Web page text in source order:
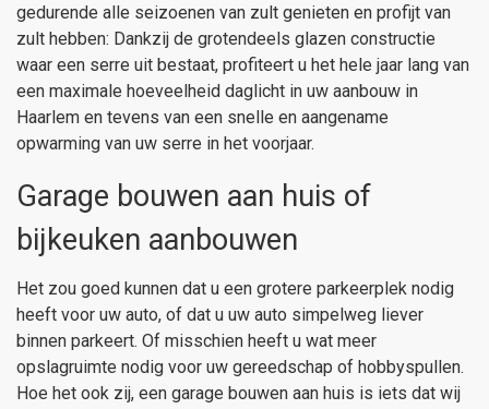
gedurende alle seizoenen van zult genieten en profijt van
zult hebben: Dankzij de grotendeels glazen constructie
waar een serre uit bestaat, profiteert u het hele jaar lang van
een maximale hoeveelheid daglicht in uw aanbouw in
Haarlem en tevens van een snelle en aangename
opwarming van uw serre in het voorjaar.
Garage bouwen aan huis of
bijkeuken aanbouwen
Het zou goed kunnen dat u een grotere parkeerplek nodig
heeft voor uw auto, of dat u uw auto simpelweg liever
binnen parkeert. Of misschien heeft u wat meer
opslagruimte nodig voor uw gereedschap of hobbyspullen.
Hoe het ook zij, een garage bouwen aan huis is iets dat wij